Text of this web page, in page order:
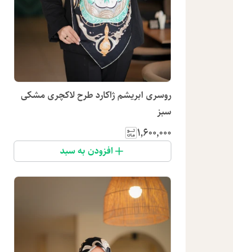
روسری ابریشم ژاکارد طرح لاکچری مشکی
سبز
۱٬۶۰۰٬۰۰۰
افزودن به سبد